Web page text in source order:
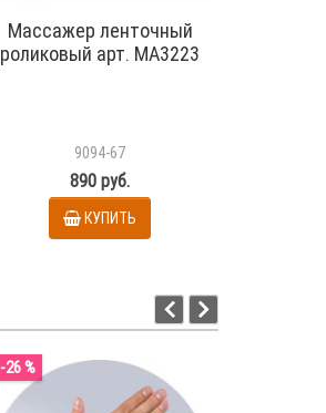
Массажер ленточный
роликовый арт. МА3223
9094-67
890 руб.
КУПИТЬ
-26 %